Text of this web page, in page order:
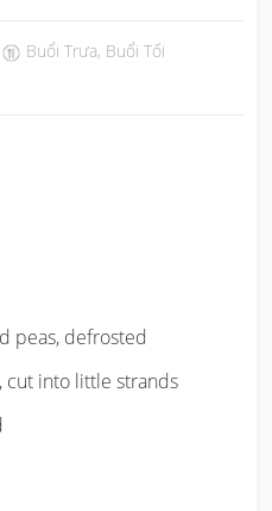
Buổi Trưa, Buổi Tối
peas, defrosted
cut into little strands